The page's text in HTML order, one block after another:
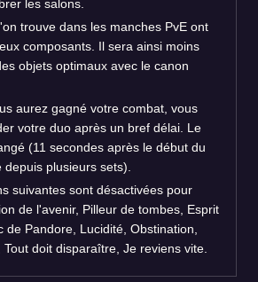
les salons.
trouve dans les manches PvE ont
composants. Il sera ainsi moins
objets optimaux avec le canon
aurez gagné votre combat, vous
votre duo après un bref délai. Le
(11 secondes après le début du
plusieurs sets).
suivantes sont désactivées pour
de l'avenir, Pilleur de tombes, Esprit
de Pandore, Lucidité, Obstination,
doit disparaître, Je reviens vite.